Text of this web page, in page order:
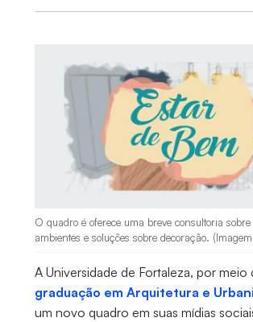
O quadro é oferece uma breve consultoria
ambientes e soluções sobre decoração.
A Universidade de Fortaleza, por meio
graduação em Arquitetura e
um novo quadro em suas mídias